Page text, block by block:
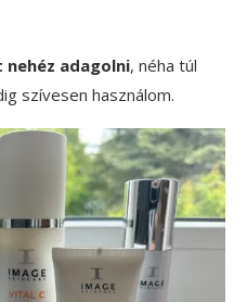
nehéz adagolni, néha túl
szívesen használom.